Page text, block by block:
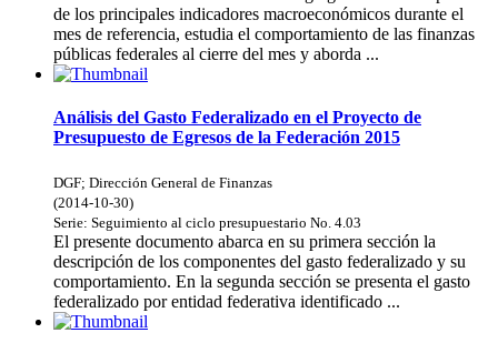
de los principales indicadores macroeconómicos durante el
mes de referencia, estudia el comportamiento de las finanzas
públicas federales al cierre del mes y aborda ...
Análisis del Gasto Federalizado en el Proyecto de
Presupuesto de Egresos de la Federación 2015
DGF; Dirección General de Finanzas
(2014-10-30)
Serie: Seguimiento al ciclo presupuestario No. 4.03
El presente documento abarca en su primera sección la
descripción de los componentes del gasto federalizado y su
comportamiento. En la segunda sección se presenta el gasto
federalizado por entidad federativa identificado ...